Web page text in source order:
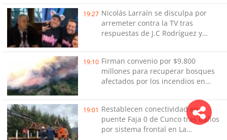
millones
19:27 Nicolás Larraín se disculpa por
arremeter contra la TV tras
respuestas de J.C Rodríguez y
19:10 Firman convenio por $9.800
millones para recuperar bosques
afectados por los incendios en
19:01 Restablecen conectividad en
puente Faja 0 de Cunco tras daños
por sistema frontal en La